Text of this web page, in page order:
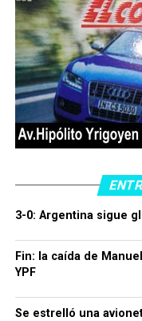
3-0: Argentina sigue
Fin: la caída de
YPF
Se estrelló una